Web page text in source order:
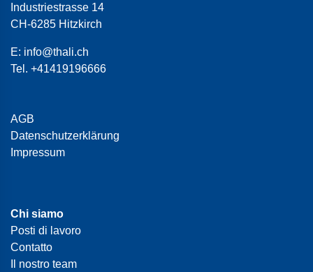
Industriestrasse 14
CH-6285 Hitzkirch
E: info@thali.ch
Tel. +41419196666
AGB
Datenschutzerklärung
Impressum
Chi siamo
Posti di lavoro
Contatto
Il nostro team